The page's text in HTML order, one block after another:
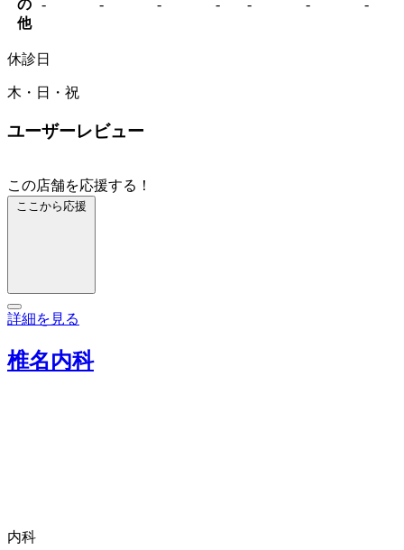
の
他
- - - - - - -
休診日
木・日・祝
ユーザーレビュー
この店舗を応援する！
ここから応援
詳細を見る
椎名内科
内科